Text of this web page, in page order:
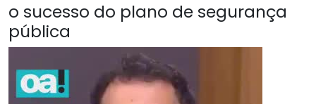
o sucesso do plano de segurança
pública